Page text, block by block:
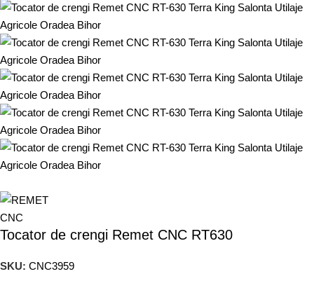
Tocator de crengi Remet CNC RT630
SKU: CNC3959